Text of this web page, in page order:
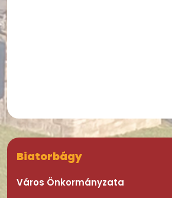
Biatorbágy
Város Önkormányzata